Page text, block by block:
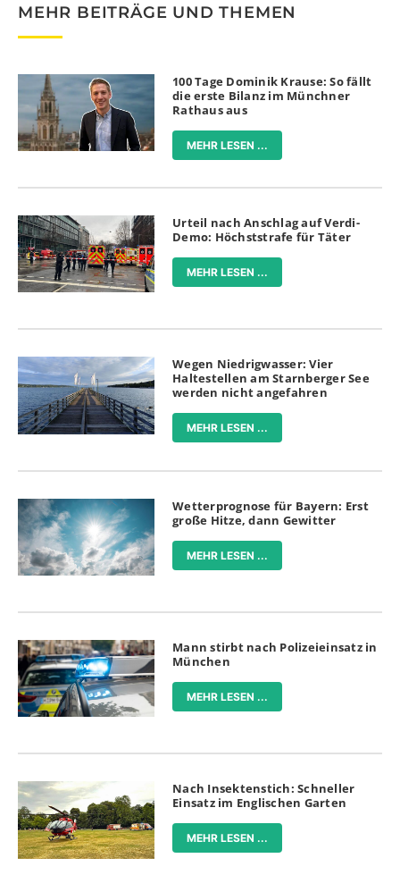
MEHR BEITRÄGE UND THEMEN
100 Tage Dominik Krause: So fällt
die erste Bilanz im Münchner
Rathaus aus
MEHR LESEN ...
Urteil nach Anschlag auf Verdi-
Demo: Höchststrafe für Täter
MEHR LESEN ...
Wegen Niedrigwasser: Vier
Haltestellen am Starnberger See
werden nicht angefahren
MEHR LESEN ...
Wetterprognose für Bayern: Erst
große Hitze, dann Gewitter
MEHR LESEN ...
Mann stirbt nach Polizeieinsatz in
München
MEHR LESEN ...
Nach Insektenstich: Schneller
Einsatz im Englischen Garten
MEHR LESEN ...